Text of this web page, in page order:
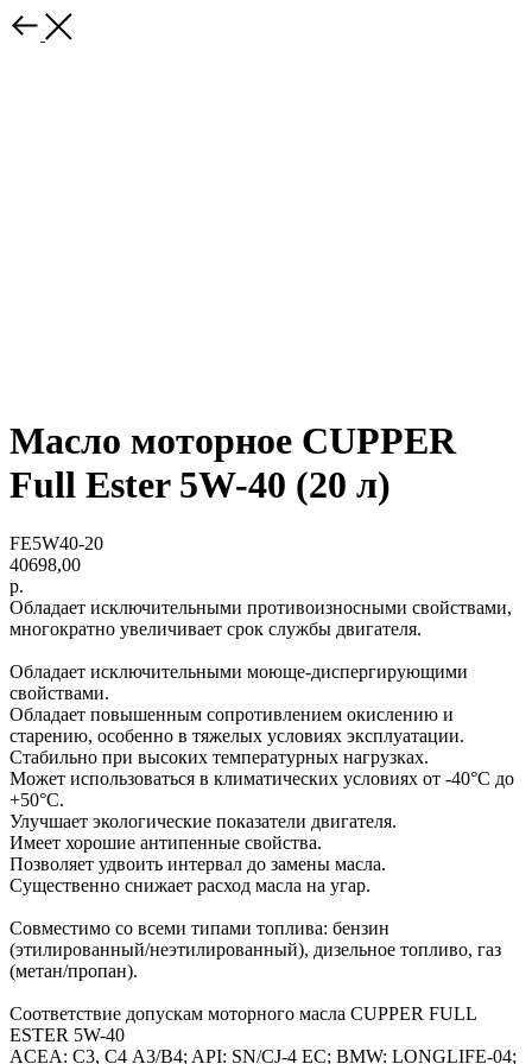
Масло моторное CUPPER
Full Ester 5W-40 (20 л)
FE5W40-20
40698,00
р.
Обладает исключительными противоизносными свойствами,
многократно увеличивает срок службы двигателя.
Обладает исключительными моюще-диспергирующими
свойствами.
Обладает повышенным сопротивлением окислению и
старению, особенно в тяжелых условиях эксплуатации.
Стабильно при высоких температурных нагрузках.
Может использоваться в климатических условиях от -40°С до
+50°С.
Улучшает экологические показатели двигателя.
Имеет хорошие антипенные свойства.
Позволяет удвоить интервал до замены масла.
Существенно снижает расход масла на угар.
Совместимо со всеми типами топлива: бензин
(этилированный/неэтилированный), дизельное топливо, газ
(метан/пропан).
Соответствие допускам моторного масла CUPPER FULL
ESTER 5W-40
ACEA: C3, С4 A3/B4; API: SN/CJ-4 EC; BMW: LONGLIFE-04;